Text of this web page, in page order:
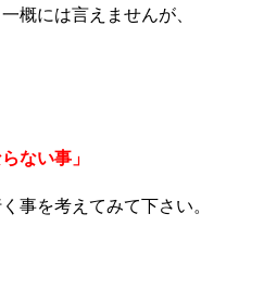
概には言えませんが、
ない事」
事を考えてみて下さい。